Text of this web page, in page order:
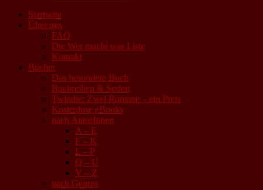
Startseite
Über uns
FAQ
Die Wer macht was Liste
Kontakt
Bücher
Das besondere Buch
Buchreihen & Serien
Twindie: Zwei Romane – ein Preis
Kostenlose eBooks
nach AutorInnen
A – E
F – K
L – P
Q – U
V – Z
nach Genres